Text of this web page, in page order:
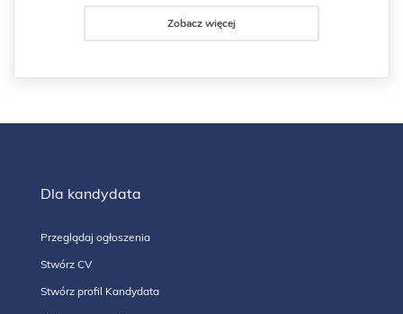
Zobacz więcej
Dla kandydata
Przeglądaj ogłoszenia
Stwórz CV
Stwórz profil Kandydata